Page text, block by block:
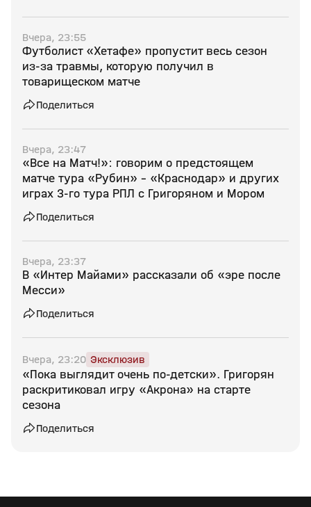
Вчера, 23:55
Футболист «Хетафе» пропустит весь сезон
из‑за травмы, которую получил в
товарищеском матче
Поделиться
Вчера, 23:47
«Все на Матч!»: говорим о предстоящем
матче тура «Рубин» - «Краснодар» и других
играх 3-го тура РПЛ с Григоряном и Мором
Поделиться
Вчера, 23:37
В «Интер Майами» рассказали об «эре после
Месси»
Поделиться
Вчера, 23:20 Эксклюзив
«Пока выглядит очень по‑детски». Григорян
раскритиковал игру «Акрона» на старте
сезона
Поделиться